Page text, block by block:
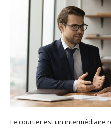
Le courtier est un intermédiaire